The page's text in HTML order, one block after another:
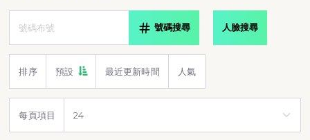
號碼搜尋 人臉搜尋
排序 預設 最近更新時間 人氣
每頁項目